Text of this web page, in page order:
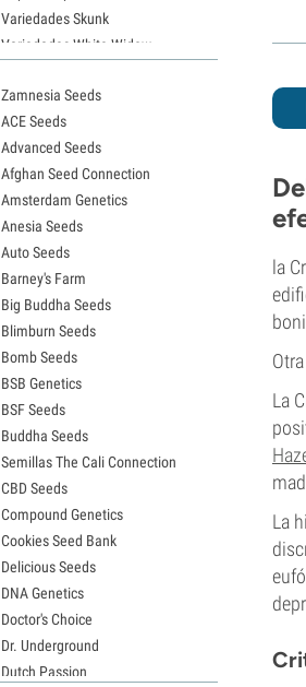
la
La
La
Variedades Skunk
Variedades White Widow
Semillas de Granddaddy Purple
Semillas de OG Kush
Semillas de Blue Dream
Semillas de Lemon Haze
Semillas de Bruce Banner
Semillas de Gelato
Semillas de Sour Diesel
Semillas de Jack Herer
Semillas de Girl Scout Cookies
Semillas de Wedding Cake
Semillas de Zkittlez
Semillas de Pineapple Express
Semillas de Chemdawg
Semillas de Hindu Kush
Semillas de Mimosa
Zamnesia Seeds
ACE Seeds
Advanced Seeds
Afghan Seed Connection
Amsterdam Genetics
Anesia Seeds
Auto Seeds
Barney's Farm
Big Buddha Seeds
Blimburn Seeds
Bomb Seeds
BSB Genetics
BSF Seeds
Buddha Seeds
Semillas The Cali Connection
CBD Seeds
Compound Genetics
Cookies Seed Bank
Delicious Seeds
DNA Genetics
Doctor's Choice
Dr. Underground
Dutch Passion